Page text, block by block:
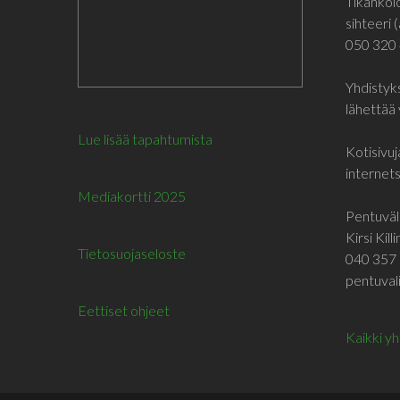
Lue lisää tapahtumista
Mediakortti 2025
Tietosuojaseloste
Eettiset ohjeet
sihteeri
050 320
lähettää
Kirsi
040 357
Kaikki